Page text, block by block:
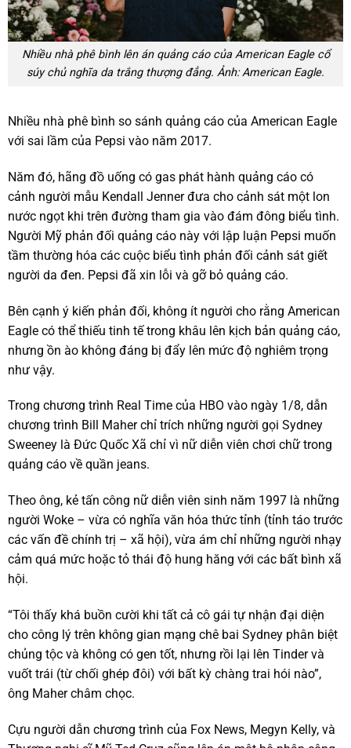
Nhiều nhà phê bình lên án quảng cáo của American Eagle cổ
súy chủ nghĩa da trắng thượng đẳng. Ảnh: American Eagle.
Nhiều nhà phê bình so sánh quảng cáo của American Eagle
với sai lầm của Pepsi vào năm 2017.
Năm đó, hãng đồ uống có gas phát hành quảng cáo có
cảnh người mẫu Kendall Jenner đưa cho cảnh sát một lon
nước ngọt khi trên đường tham gia vào đám đông biểu tình.
Người Mỹ phản đối quảng cáo này với lập luận Pepsi muốn
tầm thường hóa các cuộc biểu tình phản đối cảnh sát giết
người da đen. Pepsi đã xin lỗi và gỡ bỏ quảng cáo.
Bên cạnh ý kiến phản đối, không ít người cho rằng American
Eagle có thể thiếu tinh tế trong khâu lên kịch bản quảng cáo,
nhưng ồn ào không đáng bị đẩy lên mức độ nghiêm trọng
như vậy.
Trong chương trình Real Time của HBO vào ngày 1/8, dẫn
chương trình Bill Maher chỉ trích những người gọi Sydney
Sweeney là Đức Quốc Xã chỉ vì nữ diễn viên chơi chữ trong
quảng cáo về quần jeans.
Theo ông, kẻ tấn công nữ diễn viên sinh năm 1997 là những
người Woke – vừa có nghĩa văn hóa thức tỉnh (tỉnh táo trước
các vấn đề chính trị – xã hội), vừa ám chỉ những người nhạy
cảm quá mức hoặc tỏ thái độ hung hăng với các bất bình xã
hội.
“Tôi thấy khá buồn cười khi tất cả cô gái tự nhận đại diện
cho công lý trên không gian mạng chê bai Sydney phân biệt
chủng tộc và không có gen tốt, nhưng rồi lại lên Tinder và
vuốt trái (từ chối ghép đôi) với bất kỳ chàng trai hói nào”,
ông Maher châm chọc.
Cựu người dẫn chương trình của Fox News, Megyn Kelly, và